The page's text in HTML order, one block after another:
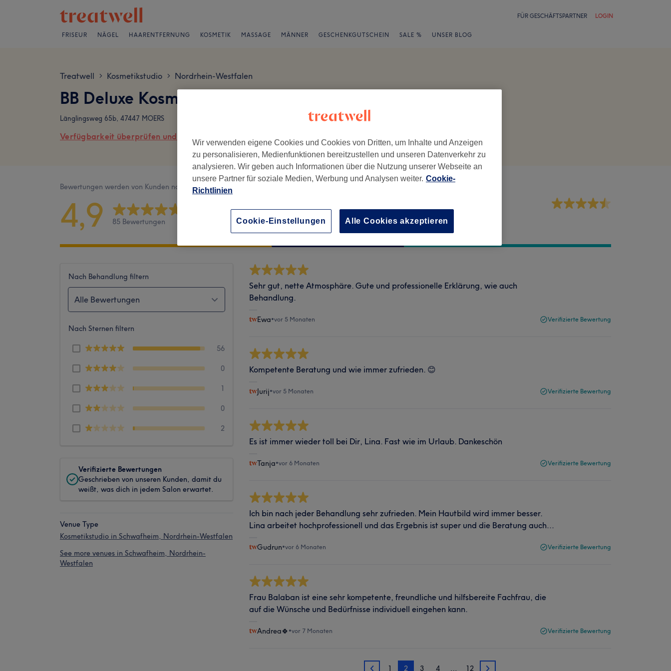
FÜR GESCHÄFTSPARTNER LOGIN
FRISEUR NÄGEL HAARENTFERNUNG KOSMETIK MASSAGE MÄNNER GESCHENKGUTSCHEIN SALE % UNSER BLOG
Treatwell > Kosmetikstudio > Nordrhein-Westfalen
BB Deluxe Kosmetik Bewertungen
Länglingsweg 65b, 47447 MOERS
Verfügbarkeit überprüfen und online buchen
Bewertungen werden von Kunden nach ihrem Besuch geschrieben.
4,9 85 Bewertungen Sauberkeit
Nach Behandlung filtern
Alle Bewertungen
Nach Sternen filtern
56
0
1
0
2
Verifizierte Bewertungen
Geschrieben von unseren Kunden, damit du
weißt, was dich in jedem Salon erwartet.
Venue Type
Kosmetikstudio in Schwafheim, Nordrhein-Westfalen
See more venues in Schwafheim, Nordrhein-
Westfalen
Sehr gut, nette Atmosphäre. Gute und professionelle Erklärung, wie auch
Behandlung.
Ewa•vor 5 Monaten Verifizierte Bewertung
Kompetente Beratung und wie immer zufrieden. 😊
Jurij•vor 5 Monaten Verifizierte Bewertung
Es ist immer wieder toll bei Dir, Lina. Fast wie im Urlaub. Dankeschön
Tanja•vor 6 Monaten Verifizierte Bewertung
Ich bin nach jeder Behandlung sehr zufrieden. Mein Hautbild wird immer besser.
Lina arbeitet hochprofessionell und das Ergebnis ist super und die Beratung auch...
Gudrun•vor 6 Monaten Verifizierte Bewertung
Frau Balaban ist eine sehr kompetente, freundliche und hilfsbereite Fachfrau, die
auf die Wünsche und Bedürfnisse individuell eingehen kann.
Andrea🍀 •vor 7 Monaten Verifizierte Bewertung
1 2 3 4 … 12
Wir verwenden eigene Cookies und Cookies von Dritten, um Inhalte und Anzeigen
zu personalisieren, Medienfunktionen bereitzustellen und unseren Datenverkehr zu
analysieren. Wir geben auch Informationen über die Nutzung unserer Webseite an
unsere Partner für soziale Medien, Werbung und Analysen weiter. Cookie-
Richtlinien
Cookie-Einstellungen Alle Cookies akzeptieren